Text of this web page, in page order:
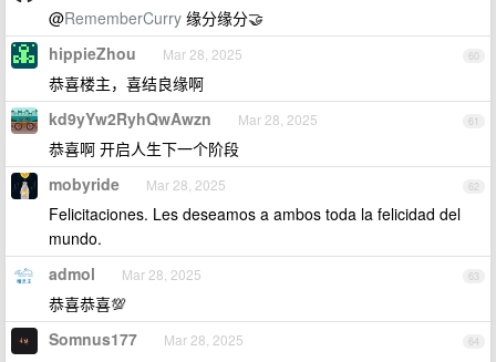
@RememberCurry 缘分缘分🤝
60
hippieZhou Mar 28, 2025
恭喜楼主，喜结良缘啊
61
kd9yYw2RyhQwAwzn Mar 28, 2025
恭喜啊 开启人生下一个阶段
62
mobyride Mar 28, 2025
Felicitaciones. Les deseamos a ambos toda la felicidad del
mundo.
63
admol Mar 28, 2025
恭喜恭喜💯
64
Somnus177 Mar 28, 2025